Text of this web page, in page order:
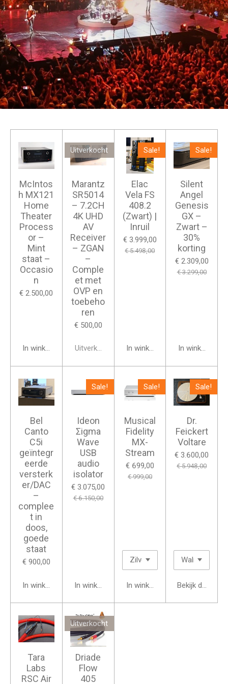
McIntos
h MX121
Home
Theater
Process
or –
Mint
staat –
Occasio
n
€ 2.500,00
In winkelwagen
Uitverkocht
Marantz
SR5014
– 7.2CH
4K UHD
AV
Receiver
– ZGAN
–
Comple
et met
OVP en
toebeho
ren
€ 500,00
Uitverkocht
Sale!
Elac
Vela FS
408.2
(Zwart) |
Inruil
€ 3.999,00
€ 5.498,00
In winkelwagen
Sale!
Silent
Angel
Genesis
GX –
Zwart –
30%
korting
€ 2.309,00
€ 3.299,00
In winkelwagen
Bel
Canto
C5i
geïntegr
eerde
versterk
er/DAC
–
complee
t in
doos,
goede
staat
€ 900,00
In winkelwagen
Sale!
Ideon
Σigma
Wave
USB
audio
isolator
€ 3.075,00
€ 6.150,00
In winkelwagen
Sale!
Musical
Fidelity
MX-
Stream
€ 699,00
€ 999,00
In winkelwagen
Sale!
Dr.
Feickert
Voltare
€ 3.600,00
€ 5.948,00
Bekijk details
Tara
Labs
RSC Air
Uitverkocht
Driade
Flow
405